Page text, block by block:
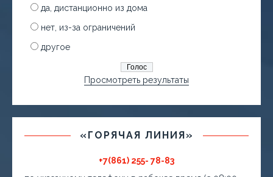
да, дистанционно из дома
нет, из-за ограничений
другое
Просмотреть результаты
«ГОРЯЧАЯ ЛИНИЯ»
+7(861) 255- 78-83